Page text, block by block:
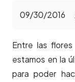
09/30/2016
Entre las
estamos en la
para poder